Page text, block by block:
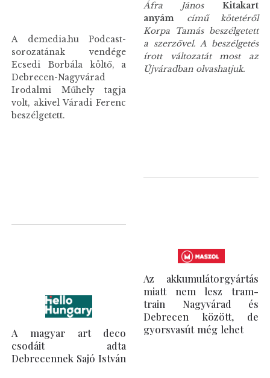
A demedia.hu Podcast-
sorozatának vendége
Ecsedi Borbála költő, a
Debrecen-Nagyvárad
Irodalmi Műhely tagja
volt, akivel Váradi Ferenc
beszélgetett.
A magyar art deco
csodáit adta
Debrecennek Sajó István
Áfra János Kitakart
anyám című kötetéről
Korpa Tamás beszélgetett
a szerzővel. A beszélgetés
írott változatát most az
Újváradban olvashatjuk.
Az akkumulátorgyártás
miatt nem lesz tram-
train Nagyvárad és
Debrecen között, de
gyorsvasút még lehet